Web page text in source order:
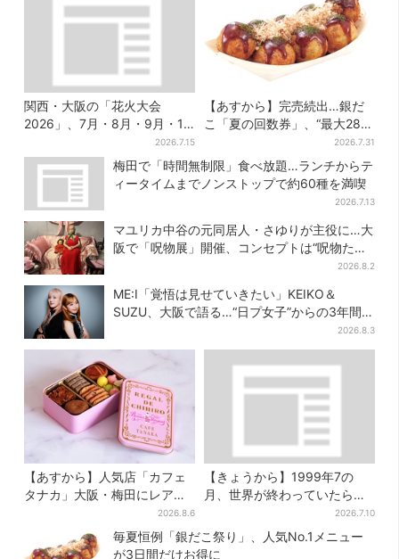
関西・大阪の「花火大会
2026」、7月・8月・9月・10
2026.7.15
【あすから】完売続出…銀だ
こ「夏の回数券」、“最大2811
2026.7.31
梅田で「時間無制限」食べ放題…ランチからテ
ィータイムまでノンストップで約60種を満喫
2026.7.13
マユリカ中谷の元同居人・さゆりが主役に…大
阪で「呪物展」開催、コンセプトは“呪物たち
2026.8.2
ME:I「覚悟は見せていきたい」KEIKO＆
SUZU、大阪で語る…“日プ女子”からの3年間
2026.8.3
【あすから】人気店「カフェ
タナカ」大阪・梅田にレア商
品集結…本店人気パン＆限定
クッキー缶も！ 7日間の夏イ
ベント
2026.8.6
【きょうから】1999年7の
月、世界が終わっていたら…
約10万人動員のホラー展が大
阪へ
2026.7.10
毎夏恒例「銀だこ祭り」、人気No.1メニュー
が3日間だけお得に